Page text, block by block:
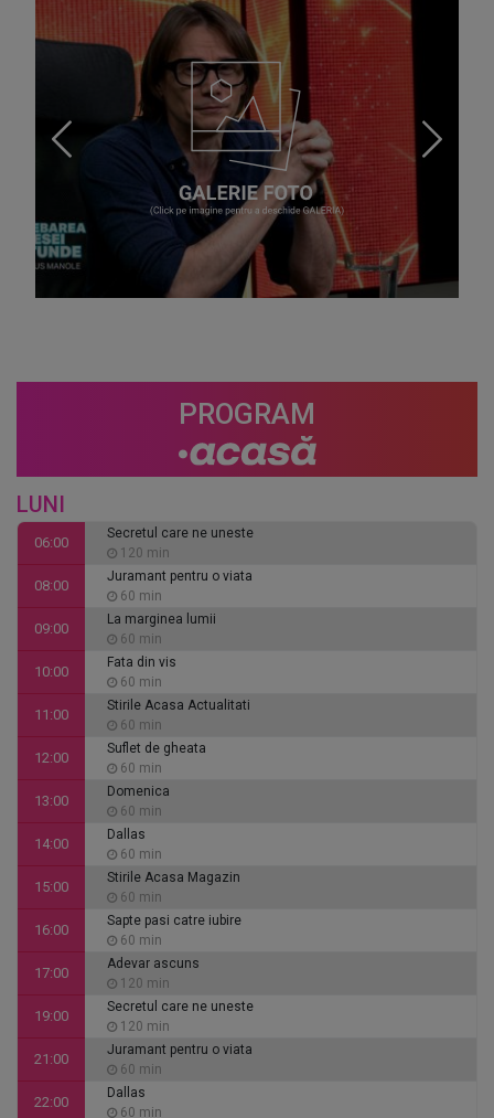
PROGRAM
LUNI
06:00
Secretul care ne uneste
120 min
08:00
Juramant pentru o viata
60 min
09:00
La marginea lumii
60 min
10:00
Fata din vis
60 min
11:00
Stirile Acasa Actualitati
60 min
12:00
Suflet de gheata
60 min
13:00
Domenica
60 min
14:00
Dallas
60 min
15:00
Stirile Acasa Magazin
60 min
16:00
Sapte pasi catre iubire
60 min
17:00
Adevar ascuns
120 min
19:00
Secretul care ne uneste
120 min
21:00
Juramant pentru o viata
60 min
22:00
Dallas
60 min